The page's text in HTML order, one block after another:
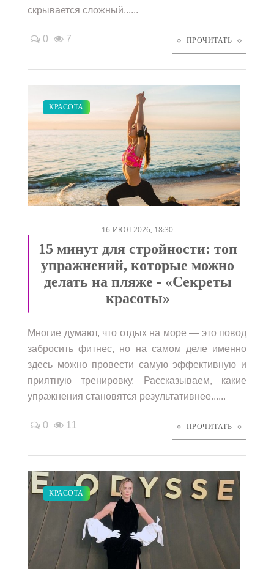
скрывается сложный......
0 7 ПРОЧИТАТЬ
ПОКАЗЫ
/
КРАСОТА
16-ИЮЛ-2026, 18:30
15 минут для стройности: топ
упражнений, которые можно
делать на пляже - «Секреты
красоты»
Многие думают, что отдых на море — это повод
забросить фитнес, но на самом деле именно
здесь можно провести самую эффективную и
приятную тренировку. Рассказываем, какие
упражнения становятся результативнее......
0 11 ПРОЧИТАТЬ
ПОКАЗЫ
КРАСОТА